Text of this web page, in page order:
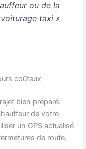
ou de la
taxi »
coûteux
bien préparé.
de votre
un GPS actualisé
de route.